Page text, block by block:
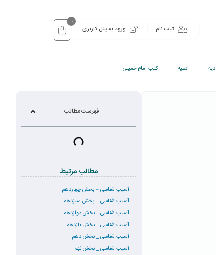
ثبت نام ورود به پنل کاربری
0
ادعیه کتب امام خمینی
فهرست مطالب
مطالب مرتبط
آسیب شناسی – بخش چهاردهم
آسیب شناسی – بخش سیزدهم
آسیب شناسی _ بخش دوازدهم
آسیب شناسی _ بخش یازدهم
آسیب شناسی _ بخش دهم
آسیب شناسی _ بخش نهم